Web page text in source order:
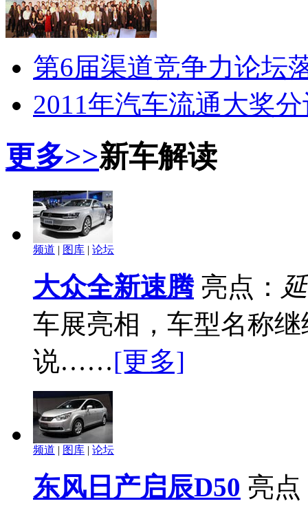
第6届渠道竞争力论坛
2011年汽车流通大奖
更多>>新车解读
频道 | 图库 | 论坛
大众全新速腾 亮点：
车展亮相，车型名称
说……[更多]
频道 | 图库 | 论坛
东风日产启辰D50 亮点